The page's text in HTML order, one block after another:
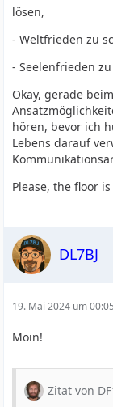
lösen,
- Weltfrieden zu
- Seelenfrieden
Okay, gerade
hören, bevor ich
Lebens darauf
Please, the floor
DL7BJ
19. Mai 2024 um 00:05
Moin!
Zitat von